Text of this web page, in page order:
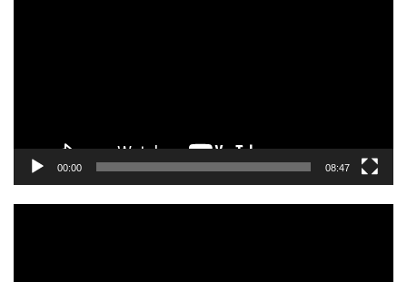
00:00 08:47